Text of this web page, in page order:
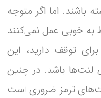
باشند. اما اگر متوجه
به خوبی عمل نمی‌کنند
توقف دارید، این
لنت‌ها باشد. در چنین
ترمز ضروری است